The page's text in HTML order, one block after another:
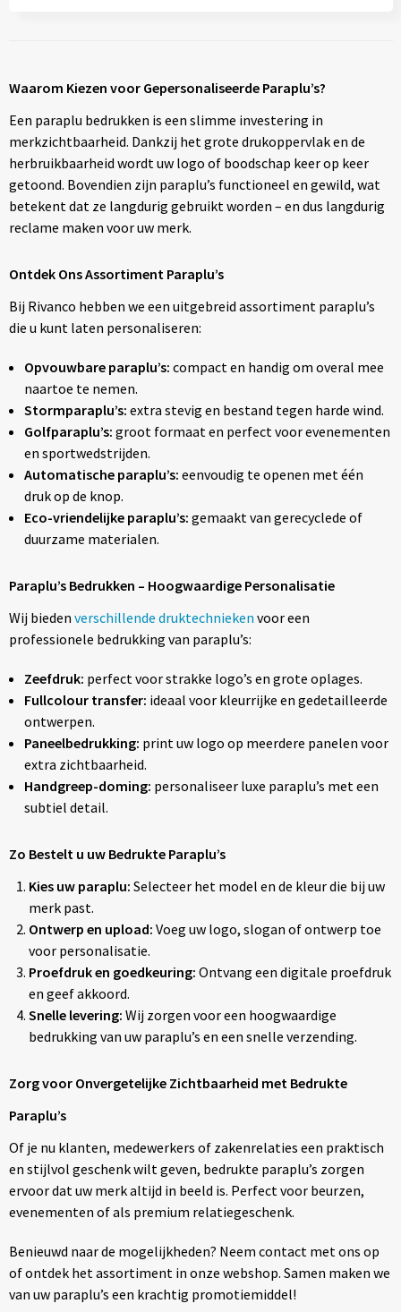
Waarom Kiezen voor Gepersonaliseerde Paraplu’s?
Een paraplu bedrukken is een slimme investering in
merkzichtbaarheid. Dankzij het grote drukoppervlak en de
herbruikbaarheid wordt uw logo of boodschap keer op keer
getoond. Bovendien zijn paraplu’s functioneel en gewild, wat
betekent dat ze langdurig gebruikt worden – en dus langdurig
reclame maken voor uw merk.
Ontdek Ons Assortiment Paraplu’s
Bij Rivanco hebben we een uitgebreid assortiment paraplu’s
die u kunt laten personaliseren:
Opvouwbare paraplu’s: compact en handig om overal mee
naartoe te nemen.
Stormparaplu’s: extra stevig en bestand tegen harde wind.
Golfparaplu’s: groot formaat en perfect voor evenementen
en sportwedstrijden.
Automatische paraplu’s: eenvoudig te openen met één
druk op de knop.
Eco-vriendelijke paraplu’s: gemaakt van gerecyclede of
duurzame materialen.
Paraplu’s Bedrukken – Hoogwaardige Personalisatie
Wij bieden verschillende druktechnieken voor een
professionele bedrukking van paraplu’s:
Zeefdruk: perfect voor strakke logo’s en grote oplages.
Fullcolour transfer: ideaal voor kleurrijke en gedetailleerde
ontwerpen.
Paneelbedrukking: print uw logo op meerdere panelen voor
extra zichtbaarheid.
Handgreep-doming: personaliseer luxe paraplu’s met een
subtiel detail.
Zo Bestelt u uw Bedrukte Paraplu’s
Kies uw paraplu: Selecteer het model en de kleur die bij uw
merk past.
Ontwerp en upload: Voeg uw logo, slogan of ontwerp toe
voor personalisatie.
Proefdruk en goedkeuring: Ontvang een digitale proefdruk
en geef akkoord.
Snelle levering: Wij zorgen voor een hoogwaardige
bedrukking van uw paraplu’s en een snelle verzending.
Zorg voor Onvergetelijke Zichtbaarheid met Bedrukte
Paraplu’s
Of je nu klanten, medewerkers of zakenrelaties een praktisch
en stijlvol geschenk wilt geven, bedrukte paraplu’s zorgen
ervoor dat uw merk altijd in beeld is. Perfect voor beurzen,
evenementen of als premium relatiegeschenk.
Benieuwd naar de mogelijkheden? Neem contact met ons op
of ontdek het assortiment in onze webshop. Samen maken we
van uw paraplu’s een krachtig promotiemiddel!